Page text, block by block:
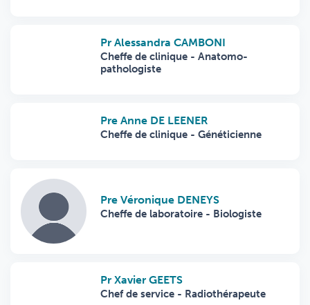
Pr Alessandra CAMBONI
Cheffe de clinique - Anatomo-
pathologiste
Pre Anne DE LEENER
Cheffe de clinique - Généticienne
Pre Véronique DENEYS
Cheffe de laboratoire - Biologiste
Pr Xavier GEETS
Chef de service - Radiothérapeute